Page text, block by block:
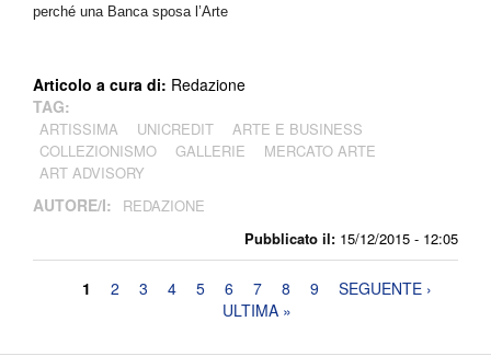
Pubblicato il: 15/12/2015 - 12:05
perché una Banca sposa l’Arte
Articolo a cura di: Redazione
TAG:
ARTISSIMA UNICREDIT
ARTE E BUSINESS
COLLEZIONISMO
GALLERIE
MERCATO ARTE
ART ADVISORY
AUTORE/I: REDAZIONE
Pagine
1 2 3 4 5 6 7 8 9
SEGUENTE ›
ULTIMA »